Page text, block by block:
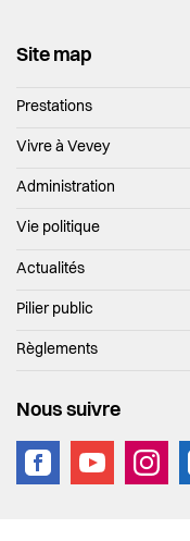
Site map
Prestations
Vivre à Vevey
Administration
Vie politique
Actualités
Pilier public
Règlements
Nous suivre